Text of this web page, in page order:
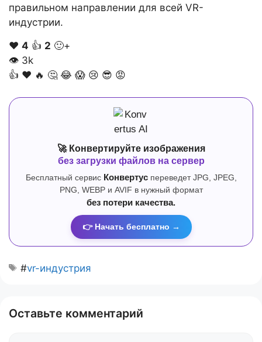
правильном направлении для всей VR-
индустрии.
❤️ 4 👍 2 🙂+
👁 3k
👍 ❤️ 🔥 🤔 😂 😱 😢 😎 😡
🚀 Конвертируйте изображения
без загрузки файлов на сервер
Бесплатный сервис Конвертуспереведет JPG, JPEG,
PNG, WEBP и AVIF в нужный формат
без потери качества.
👉 Начать бесплатно →
#vr-индустрия
Оставьте комментарий